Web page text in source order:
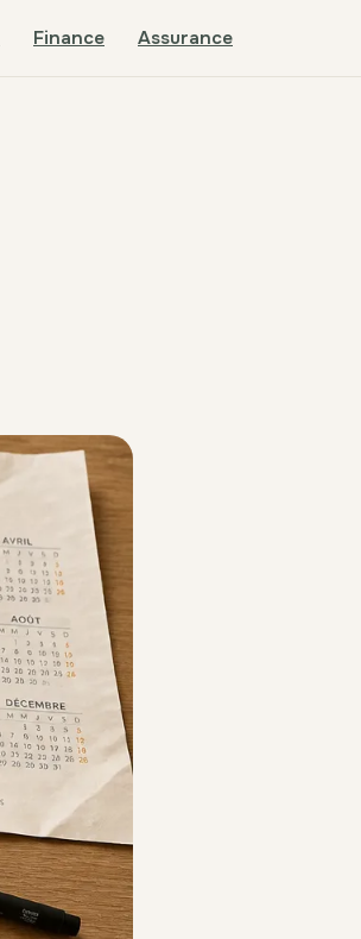
Finance Assurance